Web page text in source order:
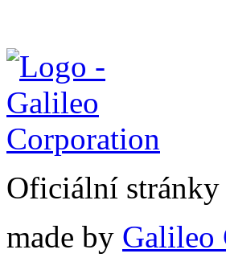
Oficiální
made by Galileo